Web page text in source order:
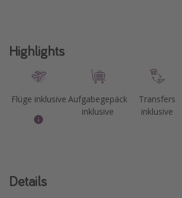
Highlights
Flüge inklusive Aufgabegepäck
inklusive
Transfers
inklusive
Details